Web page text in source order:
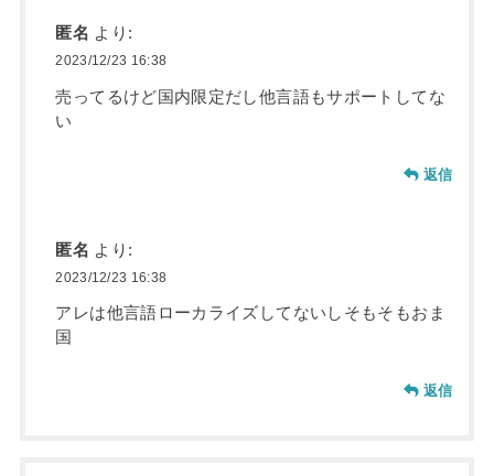
匿名 より:
2023/12/23 16:38
売ってるけど国内限定だし他言語もサポートしてな
い
返信
匿名 より:
2023/12/23 16:38
アレは他言語ローカライズしてないしそもそもおま
国
返信